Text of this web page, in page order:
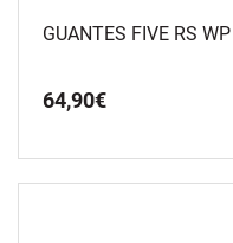
GUANTES FIVE RS
64,90€